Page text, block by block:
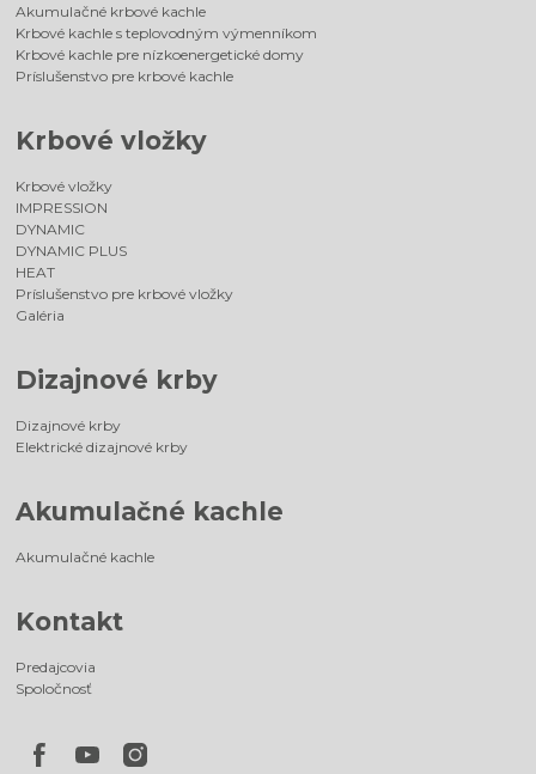
Akumulačné krbové kachle
Krbové kachle s teplovodným výmenníkom
Krbové kachle pre nízkoenergetické domy
Príslušenstvo pre krbové kachle
Krbové vložky
Krbové vložky
IMPRESSION
DYNAMIC
DYNAMIC PLUS
HEAT
Príslušenstvo pre krbové vložky
Galéria
Dizajnové krby
Dizajnové krby
Elektrické dizajnové krby
Akumulačné kachle
Akumulačné kachle
Kontakt
Predajcovia
Spoločnosť